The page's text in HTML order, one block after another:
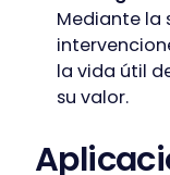
Mediante la
la vida útil
su valor.